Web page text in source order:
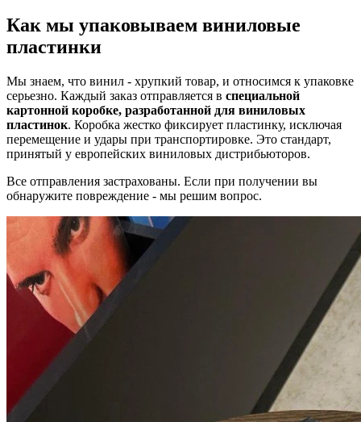
Как мы упаковываем виниловые
пластинки
Мы знаем, что винил - хрупкий товар, и относимся к упаковке
серьезно. Каждый заказ отправляется в специальной
картонной коробке, разработанной для виниловых
пластинок. Коробка жестко фиксирует пластинку, исключая
перемещение и удары при транспортировке. Это стандарт,
принятый у европейских виниловых дистрибьюторов.
Все отправления застрахованы. Если при получении вы
обнаружите повреждение - мы решим вопрос.